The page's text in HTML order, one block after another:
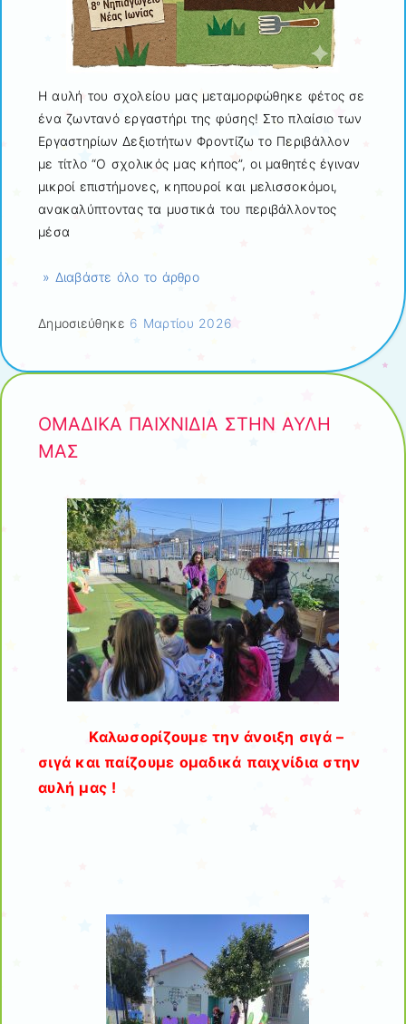
Η αυλή του σχολείου μας μεταμορφώθηκε φέτος σε
ένα ζωντανό εργαστήρι της φύσης! Στο πλαίσιο των
Εργαστηρίων Δεξιοτήτων Φροντίζω το Περιβάλλον
με τίτλο “Ο σχολικός μας κήπος”, οι μαθητές έγιναν
μικροί επιστήμονες, κηπουροί και μελισσοκόμοι,
ανακαλύπτοντας τα μυστικά του περιβάλλοντος
μέσα
» Διαβάστε όλο το άρθρο
Δημοσιεύθηκε 6 Μαρτίου 2026
ΟΜΑΔΙΚΑ ΠΑΙΧΝΙΔΙΑ ΣΤΗΝ ΑΥΛΗ
ΜΑΣ
Καλωσορίζουμε την άνοιξη σιγά –
σιγά και παίζουμε ομαδικά παιχνίδια στην
αυλή μας !